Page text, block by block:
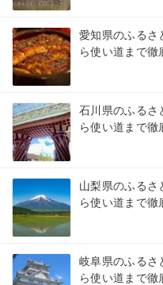
愛知県のふるさ
ら使い道まで徹
石川県のふるさ
ら使い道まで徹
山梨県のふるさ
ら使い道まで徹
岐阜県のふるさ
ら使い道まで徹